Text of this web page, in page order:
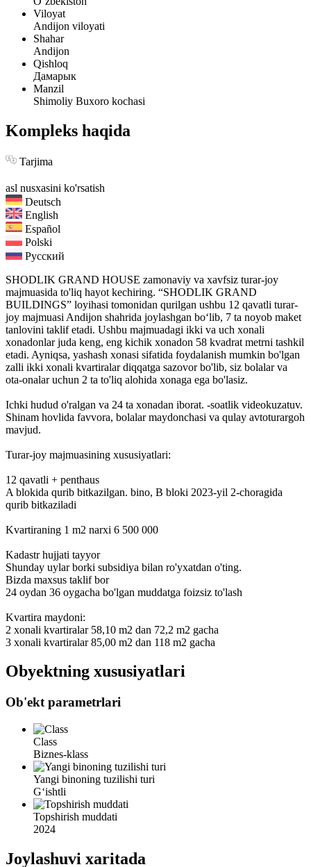
Viloyat
Andijon viloyati
Shahar
Andijon
Qishloq
Дамарык
Manzil
Shimoliy Buxoro kochasi
Kompleks haqida
Tarjima
asl nusxasini ko'rsatish
Deutsch
English
Español
Polski
Русский
SHODLIK GRAND HOUSE zamonaviy va xavfsiz turar-joy
majmuasida to'liq hayot kechiring. “SHODLIK GRAND
BUILDINGS” loyihasi tomonidan qurilgan ushbu 12 qavatli turar-
joy majmuasi Andijon shahrida joylashgan bo‘lib, 7 ta noyob maket
tanlovini taklif etadi. Ushbu majmuadagi ikki va uch xonali
xonadonlar juda keng, eng kichik xonadon 58 kvadrat metrni tashkil
etadi. Ayniqsa, yashash xonasi sifatida foydalanish mumkin bo'lgan
zalli ikki xonali kvartiralar diqqatga sazovor bo'lib, siz bolalar va
ota-onalar uchun 2 ta to'liq alohida xonaga ega bo'lasiz.
Ichki hudud o'ralgan va 24 ta xonadan iborat. -soatlik videokuzatuv.
Shinam hovlida favvora, bolalar maydonchasi va qulay avtoturargoh
mavjud.
Turar-joy majmuasining xususiyatlari:
12 qavatli + penthaus
A blokida qurib bitkazilgan. bino, B bloki 2023-yil 2-choragida
qurib bitkaziladi
Kvartiraning 1 m2 narxi 6 500 000
Kadastr hujjati tayyor
Shunday uylar borki subsidiya bilan ro'yxatdan o'ting.
Bizda maxsus taklif bor
24 oydan 36 oygacha bo'lgan muddatga foizsiz to'lash
Kvartira maydoni:
2 xonali kvartiralar 58,10 m2 dan 72,2 m2 gacha
3 xonali kvartiralar 85,00 m2 dan 118 m2 gacha
Obyektning xususiyatlari
Ob'ekt parametrlari
Class
Biznes-klass
Yangi binoning tuzilishi turi
Gʻishtli
Topshirish muddati
2024
Joylashuvi xaritada